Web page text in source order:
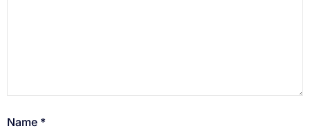
Name *